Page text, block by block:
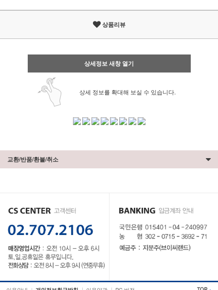
상품리뷰
상세정보 새창 열기
상세 정보를 확대해 보실 수 있습니다.
교환/반품/환불/취소